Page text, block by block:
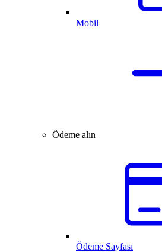
Mobil
Ödeme alın
Ödeme Sayfası